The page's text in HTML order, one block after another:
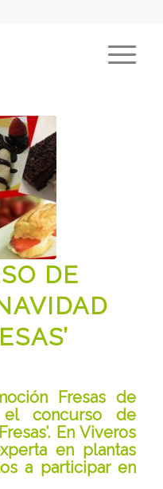
DE
Fresas de
el concurso de
En Viveros
en plantas
a participar en